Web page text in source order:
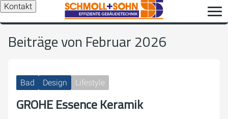
Kontakt
Beiträge von Februar 2026
Bad Design Lifestyle
GROHE Essence Keramik